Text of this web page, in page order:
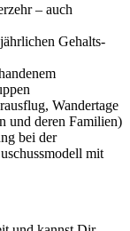
– auch
Gehalts-
Wandertage
und deren Familien)
bei der
mit